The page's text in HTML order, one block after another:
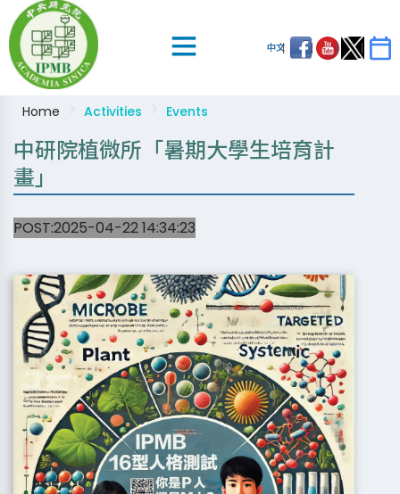
中文
Home Activities Events
中研院植微所「暑期大學生培育計
畫」
POST:2025-04-22 14:34:23